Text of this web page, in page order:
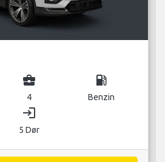
business_center
4
local_gas_station
Benzin
login
5 Dør